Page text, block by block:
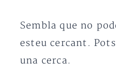
Sembla que no
esteu cercant.
una cerca.